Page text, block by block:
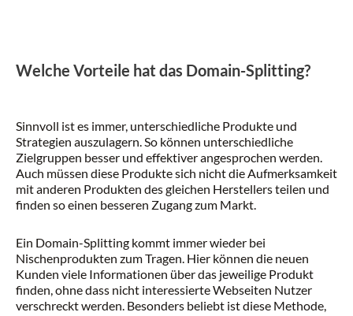
Welche Vorteile hat das Domain-Splitting?
Sinnvoll ist es immer, unterschiedliche Produkte und
Strategien auszulagern. So können unterschiedliche
Zielgruppen besser und effektiver angesprochen werden.
Auch müssen diese Produkte sich nicht die Aufmerksamkeit
mit anderen Produkten des gleichen Herstellers teilen und
finden so einen besseren Zugang zum Markt.
Ein Domain-Splitting kommt immer wieder bei
Nischenprodukten zum Tragen. Hier können die neuen
Kunden viele Informationen über das jeweilige Produkt
finden, ohne dass nicht interessierte Webseiten Nutzer
verschreckt werden. Besonders beliebt ist diese Methode,